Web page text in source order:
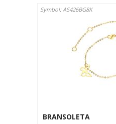
Symbol: AS426BG8K
BRANSOLETA